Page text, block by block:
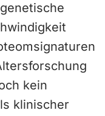
kein
klinischer